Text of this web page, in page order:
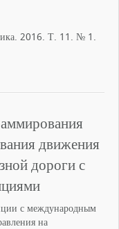
2016. Т. 11. № 1.
движения
дороги с
с международным
на